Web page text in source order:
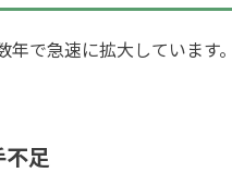
で急速に拡大しています
足